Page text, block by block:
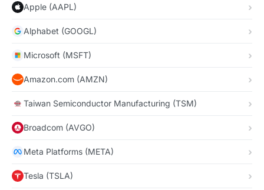
Apple (AAPL)
Alphabet (GOOGL)
Microsoft (MSFT)
Amazon.com (AMZN)
Taiwan Semiconductor Manufacturing (TSM)
Broadcom (AVGO)
Meta Platforms (META)
Tesla (TSLA)